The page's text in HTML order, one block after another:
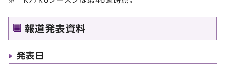
報道発表資料
発表日